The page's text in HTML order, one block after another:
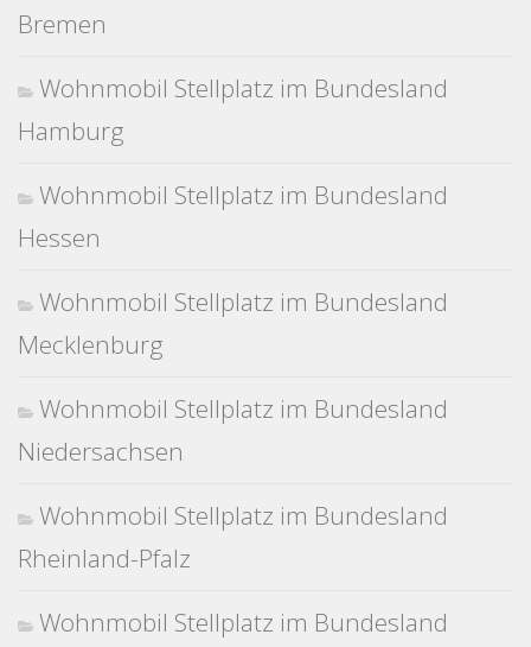
Bremen
Wohnmobil Stellplatz im Bundesland
Hamburg
Wohnmobil Stellplatz im Bundesland
Hessen
Wohnmobil Stellplatz im Bundesland
Mecklenburg
Wohnmobil Stellplatz im Bundesland
Niedersachsen
Wohnmobil Stellplatz im Bundesland
Rheinland-Pfalz
Wohnmobil Stellplatz im Bundesland